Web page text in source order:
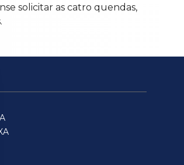
solicitar as catro quendas,